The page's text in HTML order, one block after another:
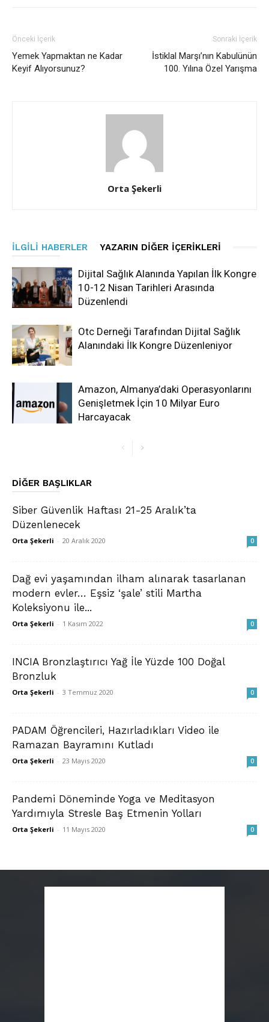
Önceki İçerik
Yemek Yapmaktan ne Kadar
Keyif Alıyorsunuz?
Sonraki İçerik
İstiklal Marşı’nın Kabulünün
100. Yılına Özel Yarışma
Orta Şekerli
İLGILI HABERLER YAZARIN DIĞER İÇERIKLERI
Dijital Sağlık Alanında Yapılan İlk Kongre
10-12 Nisan Tarihleri Arasında
Düzenlendi
Otc Derneği Tarafından Dijital Sağlık
Alanındaki İlk Kongre Düzenleniyor
Amazon, Almanya’daki Operasyonlarını
Genişletmek İçin 10 Milyar Euro
Harcayacak
DIĞER BAŞLIKLAR
Siber Güvenlik Haftası 21-25 Aralık’ta
Düzenlenecek
Orta Şekerli - 20 Aralık 2020 0
Dağ evi yaşamından ilham alınarak tasarlanan
modern evler… Eşsiz ‘şale’ stili Martha
Koleksiyonu ile...
Orta Şekerli - 1 Kasım 2022 0
INCIA Bronzlaştırıcı Yağ İle Yüzde 100 Doğal
Bronzluk
Orta Şekerli - 3 Temmuz 2020 0
PADAM Öğrencileri, Hazırladıkları Video ile
Ramazan Bayramını Kutladı
Orta Şekerli - 23 Mayıs 2020 0
Pandemi Döneminde Yoga ve Meditasyon
Yardımıyla Stresle Baş Etmenin Yolları
Orta Şekerli - 11 Mayıs 2020 0